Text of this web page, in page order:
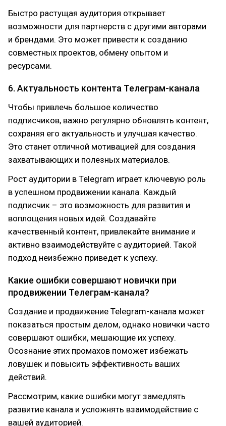
Быстро растущая аудитория открывает
возможности для партнерств с другими авторами
и брендами. Это может привести к созданию
совместных проектов, обмену опытом и
ресурсами.
6. Актуальность контента Телеграм-канала
Чтобы привлечь большое количество
подписчиков, важно регулярно обновлять контент,
сохраняя его актуальность и улучшая качество.
Это станет отличной мотивацией для создания
захватывающих и полезных материалов.
Рост аудитории в Telegram играет ключевую роль
в успешном продвижении канала. Каждый
подписчик – это возможность для развития и
воплощения новых идей. Создавайте
качественный контент, привлекайте внимание и
активно взаимодействуйте с аудиторией. Такой
подход неизбежно приведет к успеху.
Какие ошибки совершают новички при
продвижении Телеграм-канала?
Создание и продвижение Telegram-канала может
показаться простым делом, однако новички часто
совершают ошибки, мешающие их успеху.
Осознание этих промахов поможет избежать
ловушек и повысить эффективность ваших
действий.
Рассмотрим, какие ошибки могут замедлять
развитие канала и усложнять взаимодействие с
вашей аудиторией.